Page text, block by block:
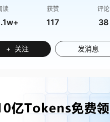
读 获赞
117
评论
38
+ 关注 发消息